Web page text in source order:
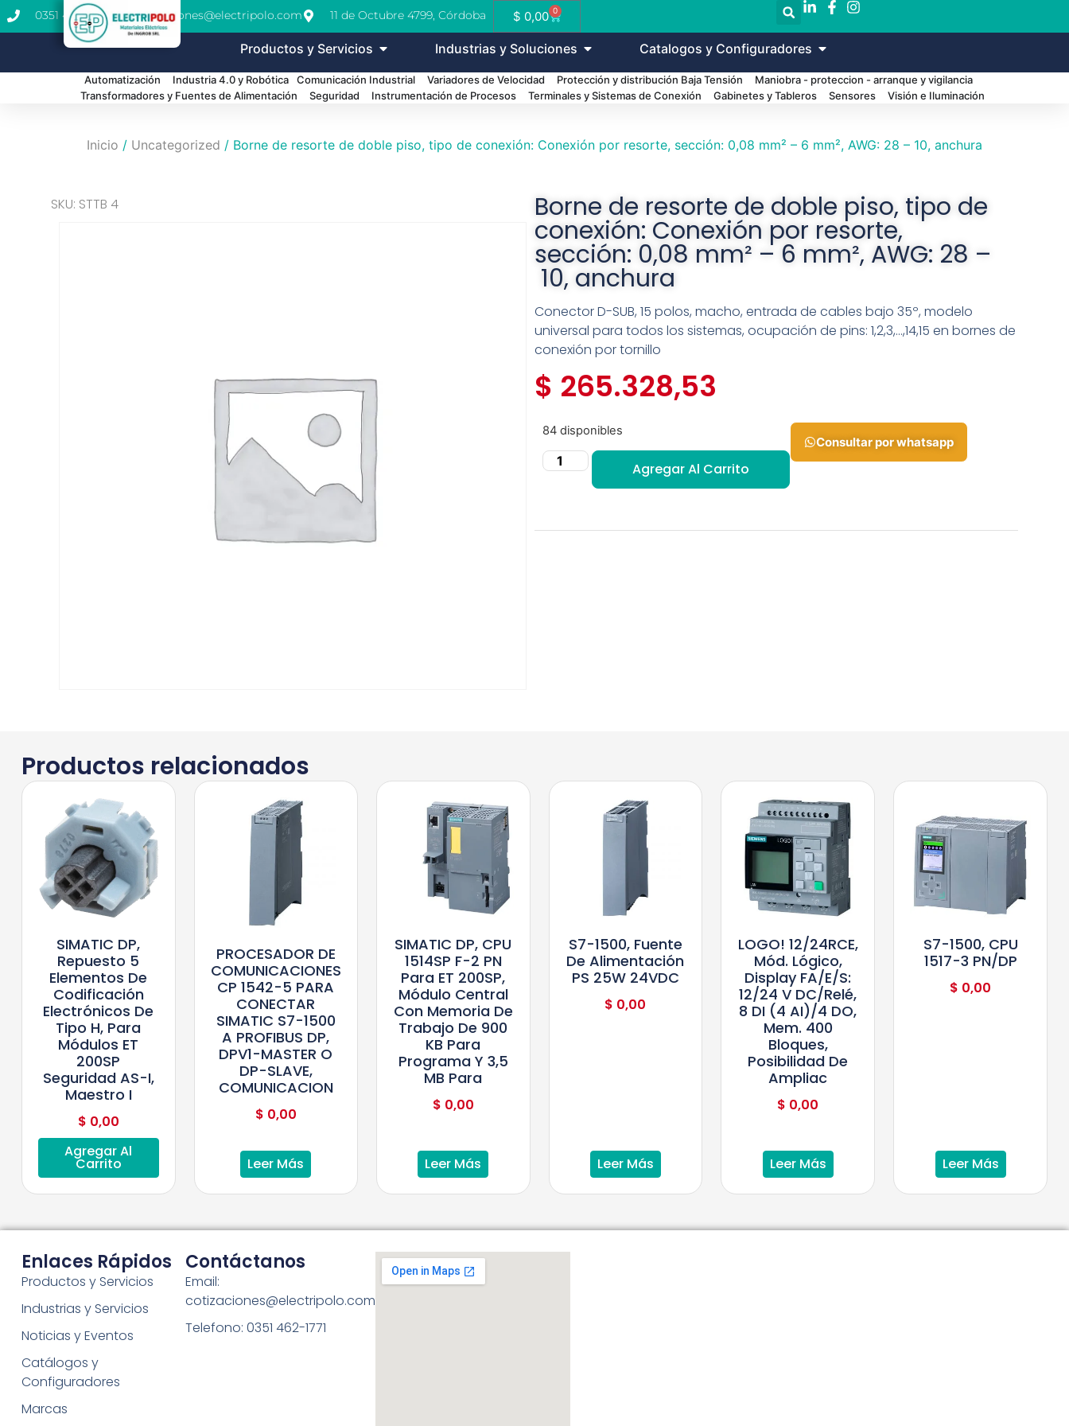
0351 462-1771 cotizaciones@electripolo.com 11 de Octubre 4799, Córdoba $ 0,00 0
Productos y Servicios Industrias y Soluciones Catalogos y Configuradores
Automatización Industria 4.0 y Robótica Comunicación Industrial Variadores de Velocidad Protección y distribución Baja Tensión
Maniobra - proteccion - arranque y vigilancia
Transformadores y Fuentes de Alimentación
Seguridad Instrumentación de Procesos Terminales y Sistemas de Conexión Gabinetes y Tableros Sensores Visión e Iluminación
Inicio / Uncategorized / Borne de resorte de doble piso, tipo de conexión: Conexión por resorte, sección: 0,08 mm² – 6 mm², AWG: 28 – 10, anchura
SKU: STTB 4 Borne de resorte de doble piso, tipo de
conexión: Conexión por resorte,
sección: 0,08 mm² – 6 mm², AWG: 28 –
10, anchura
Conector D-SUB, 15 polos, macho, entrada de cables bajo 35º, modelo
universal para todos los sistemas, ocupación de pins: 1,2,3,…,14,15 en bornes de
conexión por tornillo
$ 265.328,53
84 disponibles
Agregar Al Carrito
Consultar por whatsapp
Productos relacionados
SIMATIC DP,
Repuesto 5
Elementos De
Codificación
Electrónicos De
Tipo H, Para
Módulos ET
200SP
Seguridad AS-I,
Maestro I
$ 0,00
Agregar Al
Carrito
PROCESADOR DE
COMUNICACIONES
CP 1542-5 PARA
CONECTAR
SIMATIC S7-1500
A PROFIBUS DP,
DPV1-MASTER O
DP-SLAVE,
COMUNICACION
$ 0,00
Leer Más
SIMATIC DP, CPU
1514SP F-2 PN
Para ET 200SP,
Módulo Central
Con Memoria De
Trabajo De 900
KB Para
Programa Y 3,5
MB Para
$ 0,00
Leer Más
S7-1500, Fuente
De Alimentación
PS 25W 24VDC
$ 0,00
Leer Más
LOGO! 12/24RCE,
Mód. Lógico,
Display FA/E/S:
12/24 V DC/relé,
8 DI (4 AI)/4 DO,
Mem. 400
Bloques,
Posibilidad De
Ampliac
$ 0,00
Leer Más
S7-1500, CPU
1517-3 PN/DP
$ 0,00
Leer Más
Enlaces Rápidos
Productos y Servicios
Industrias y Servicios
Noticias y Eventos
Catálogos y
Configuradores
Marcas
Contáctanos
Email:
cotizaciones@electripolo.com
Telefono: 0351 462-1771